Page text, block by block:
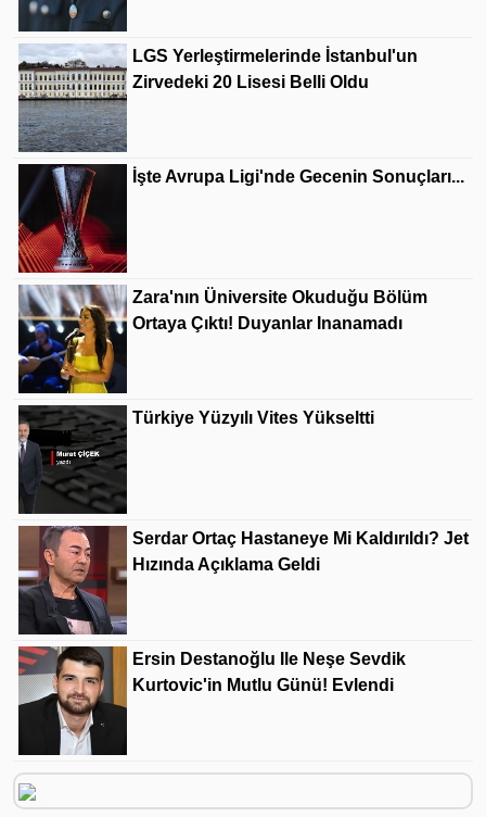
LGS Yerleştirmelerinde İstanbul'un
Zirvedeki 20 Lisesi Belli Oldu
İşte Avrupa Ligi'nde Gecenin Sonuçları...
Zara'nın Üniversite Okuduğu Bölüm
Ortaya Çıktı! Duyanlar Inanamadı
Türkiye Yüzyılı Vites Yükseltti
Serdar Ortaç Hastaneye Mi Kaldırıldı? Jet
Hızında Açıklama Geldi
Ersin Destanoğlu Ile Neşe Sevdik
Kurtovic'in Mutlu Günü! Evlendi